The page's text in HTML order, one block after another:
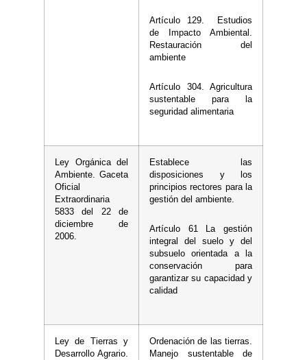
Artículo 129. Estudios
de Impacto Ambiental.
Restauración del
ambiente
Artículo 304. Agricultura
sustentable para la
seguridad alimentaria
Ley Orgánica del
Ambiente. Gaceta
Oficial
Extraordinaria
5833 del 22 de
diciembre de
2006.
Establece las
disposiciones y los
principios rectores para la
gestión del ambiente.
Artículo 61 La gestión
integral del suelo y del
subsuelo orientada a la
conservación para
garantizar su capacidad y
calidad
Ley de Tierras y
Desarrollo Agrario.
Ordenación de las tierras.
Manejo sustentable de